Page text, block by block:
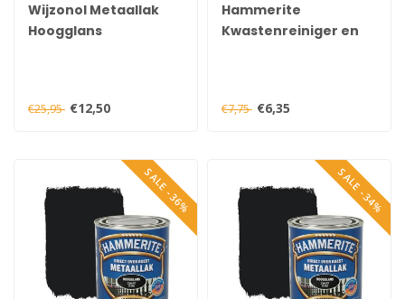
Wijzonol Metaallak
Hoogglans
€25,95 €12,50
Hammerite
Kwastenreiniger en
€7,75 €6,35
SALE -36% SALE -34%